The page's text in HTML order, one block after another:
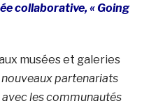
collaborative, « Going
musées et galeries
partenariats
les communautés